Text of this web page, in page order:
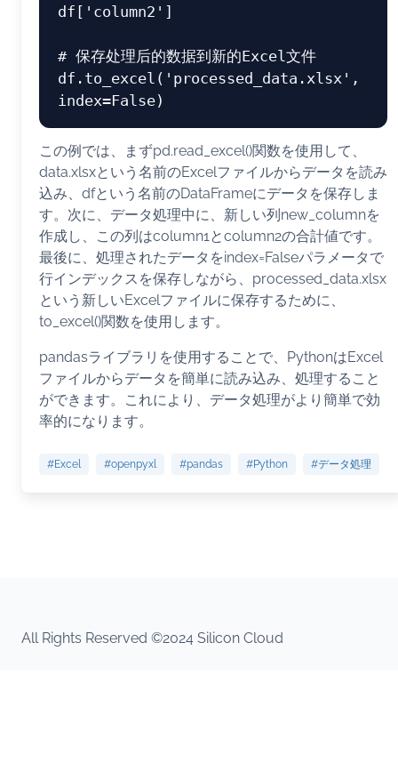
df[ 'column2' ]
# 保存处理后的数据到新的Excel文件
df.to_excel( 'processed_data.xlsx' ,
index=False
この例では、まずpd.read_excel()関数を使用して、
data.xlsxという名前のExcelファイルからデータを読み
込み、dfという名前のDataFrameにデータを保存しま
す。次に、データ処理中に、新しい列new_columnを
作成し、この列はcolumn1とcolumn2の合計値です。
最後に、処理されたデータをindex=Falseパラメータで
行インデックスを保存しながら、processed_data.xlsx
という新しいExcelファイルに保存するために、
to_excel()関数を使用します。
pandasライブラリを使用することで、PythonはExcel
ファイルからデータを簡単に読み込み、処理すること
ができます。これにより、データ処理がより簡単で効
率的になります。
#Excel #openpyxl #pandas #Python #データ処理
All Rights Reserved ©2024 Silicon Cloud